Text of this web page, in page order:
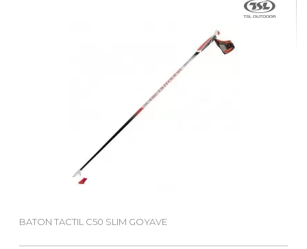
BATON TACTIL C50 SLIM GOYAVE